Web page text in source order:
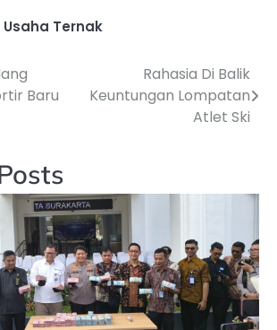
Usaha Ternak
Baru
Rahasia Di Balik
Keuntungan Lompatan
Atlet Ski